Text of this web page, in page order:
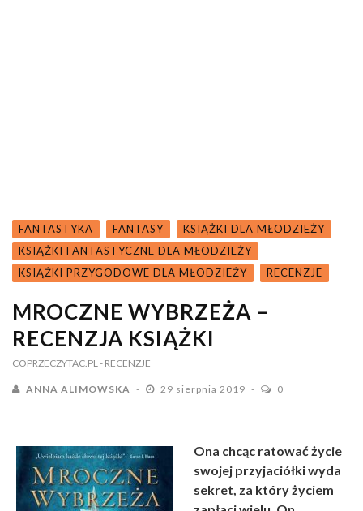
FANTASTYKA FANTASY
KSIĄŻKI DLA MŁODZIEŻY
KSIĄŻKI FANTASTYCZNE DLA MŁODZIEŻY
KSIĄŻKI PRZYGODOWE DLA MŁODZIEŻY
RECENZJE
MROCZNE WYBRZEŻA –
RECENZJA KSIĄŻKI
COPRZECZYTAC.PL - RECENZJE
ANNA ALIMOWSKA 29 sierpnia 2019 0
Ona chcąc ratować życie
swojej przyjaciółki wyda
sekret, za który życiem